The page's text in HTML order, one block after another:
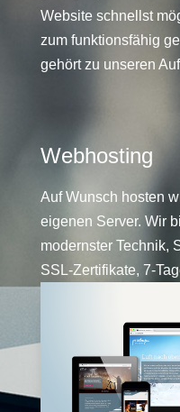
Website schnellst
zum funktionsfähig
gehört zu unseren
Webhosting
Auf Wunsch hosten
eigenen Server. Wir
modernster Technik,
SSL-Zertifikate, 7-